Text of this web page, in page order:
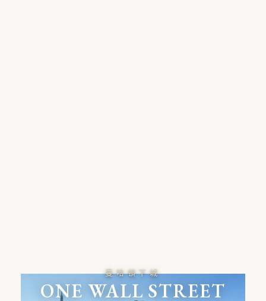
曼哈頓下城
ONE WALL STREET